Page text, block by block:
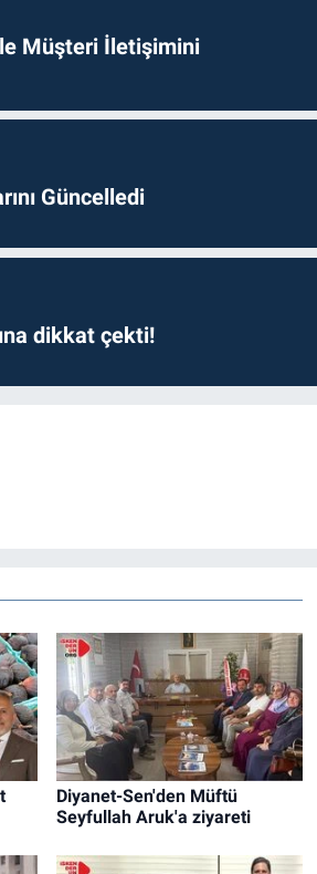
Müşteri İletişimini
Güncelledi
dikkat çekti!
Diyanet-Sen'den Müftü
Seyfullah Aruk'a ziyareti